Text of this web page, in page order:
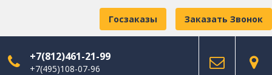
Заказать Звонок
Госзаказы
+7(812)461-21-99
+7(495)108-07-96